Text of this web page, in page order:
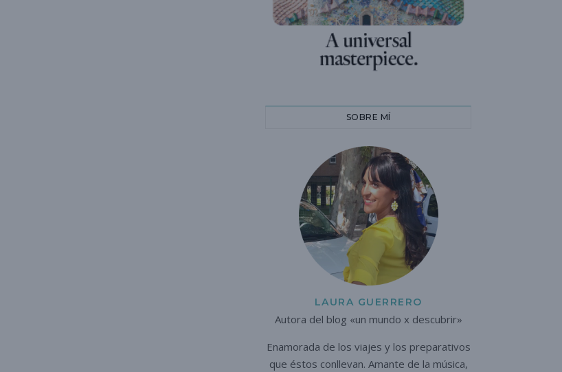
SOBRE MÍ
LAURA GUERRERO
Autora del blog «un mundo x descubrir»
Enamorada de los viajes y los preparativos
que éstos conllevan. Amante de la música,